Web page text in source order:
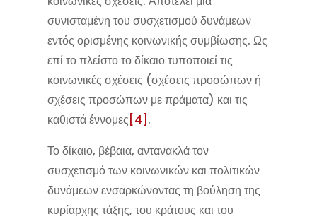
συνισταμένη του συσχετισμού δυνάμεων
εντός ορισμένης κοινωνικής συμβίωσης. Ως
επί το πλείστο το δίκαιο τυποποιεί τις
κοινωνικές σχέσεις (σχέσεις προσώπων ή
σχέσεις προσώπων με πράματα) και τις
καθιστά έννομες [4] .
Το δίκαιο, βέβαια, αντανακλά τον
συσχετισμό των κοινωνικών και πολιτικών
δυνάμεων ενσαρκώνοντας τη βούληση της
κυρίαρχης τάξης, του κράτους και του